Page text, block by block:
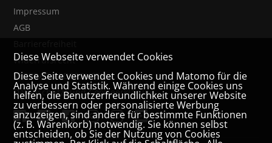
Impressum
AGB
Widerrufsrecht
VERTRAG WIDERRUFEN
Datenschutz- und Cookieerklärung
Diese Webseite verwendet Cookies
Diese Seite verwendet Cookies und Matomo für die
Analyse und Statistik. Während einige Cookies uns
helfen, die Benutzerfreundlichkeit unserer Website
zu verbessern oder personalisierte Werbung
anzuzeigen, sind andere für bestimmte Funktionen
(z. B. Warenkorb) notwendig. Sie können selbst
entscheiden, ob Sie der Nutzung von Cookies